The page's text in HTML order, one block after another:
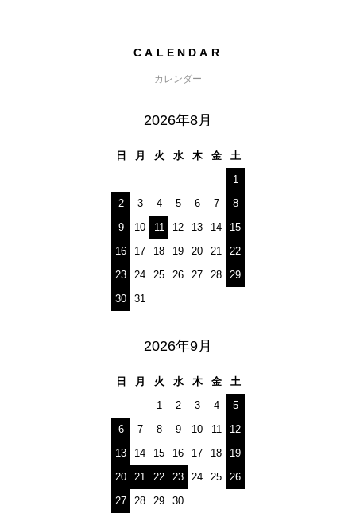
CALENDAR
カレンダー
2026年8月
日 月 火 水 木 金
土
1
2
3 4 5 6 7
8
9
10 11 12 13 14
15
16
17 18 19 20 21
22
23
24 25 26 27 28
29
30
31
2026年9月
日 月 火 水 木 金
土
1
2 3 4
5
6
7 8 9 10 11
12
13
14 15 16 17 18
19
20
21 22 23 24 25
26
27
28 29 30